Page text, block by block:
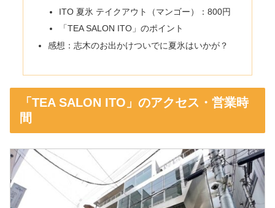
ITO 夏氷 テイクアウト（マンゴー）：800円
「TEA SALON ITO」のポイント
感想：志木のお出かけついでに夏氷はいかが？
「TEA SALON ITO」のアクセス・営業時
間